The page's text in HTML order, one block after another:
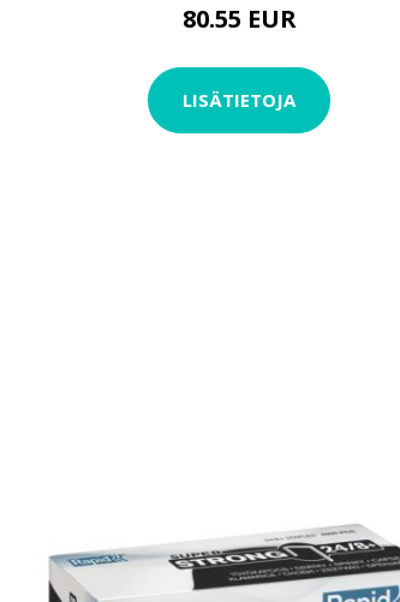
80.55 EUR
LISÄTIETOJA